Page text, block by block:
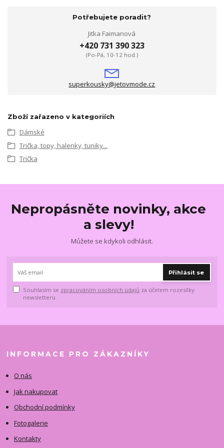
Potřebujete poradit?
Jitka Faimanová
+420 731 390 323
(Po-Pá, 10-12 hod.)
superkousky@jetovmode.cz
Zboží zařazeno v kategoriích
Dámské
Trička, topy, halenky, tuniky...
Trička
Nepropásněte novinky, akce
a slevy!
Můžete se kdykoli odhlásit.
Přihlásit se
Souhlasím se zpracováním osobních údajů za účelem rozesílky
newsletteru.
INFORMACE PRO ZÁKAZNÍKY
O nás
Jak nakupovat
Obchodní podmínky
Fotogalerie
Kontakty